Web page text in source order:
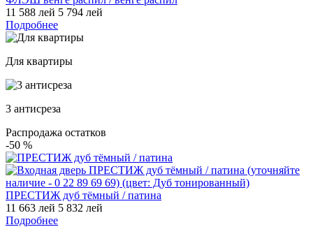
11 588 лей 5 794 лей
Подробнее
Для квартиры
3 антисреза
Распродажа остатков
-50 %
ПРЕСТИЖ дуб тёмный / патина
11 663 лей 5 832 лей
Подробнее